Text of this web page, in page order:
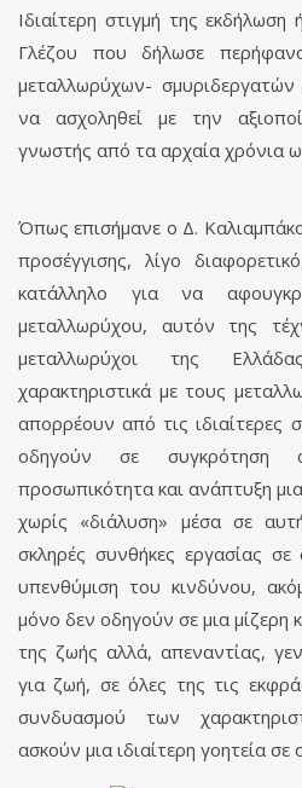
Ιδιαίτερη στιγμή της
Γλέζου που δήλωσε
μεταλλωρύχων- σμυριδεργατών
να ασχοληθεί με την
γνωστής από τα αρχαία χρόνια
Όπως επισήμανε ο Δ.
προσέγγισης, λίγο
κατάλληλο για να
μεταλλωρύχου, αυτόν της
μεταλλωρύχοι της
χαρακτηριστικά με τους
απορρέουν από τις ιδιαίτερες
οδηγούν σε συγκρότηση
προσωπικότητα και ανάπτυξη
χωρίς «διάλυση» μέσα σε
σκληρές συνθήκες εργασίας
υπενθύμιση του κινδύνου,
μόνο δεν οδηγούν σε μια μίζερη
της ζωής αλλά, απεναντίας,
για ζωή, σε όλες της τις
συνδυασμού των
ασκούν μια ιδιαίτερη γοητεία